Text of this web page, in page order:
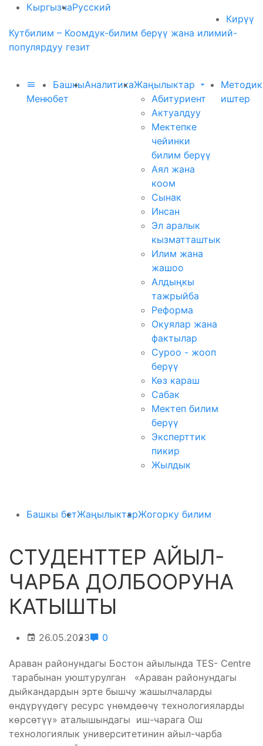
КыргызчаРусский
Кирүү
Кутбилим – Коомдук-билим берүү жана илимий-
популярдуу гезит
Меню
Башкы
бет
АналитикаЖаңылыктар
Абитуриент
Актуалдуу
Мектепке
чейинки
билим берүү
Аял жана
коом
Сынак
Инсан
Эл аралык
кызматташтык
Илим жана
жашоо
Алдыңкы
тажрыйба
Реформа
Окуялар жана
фактылар
Суроо - жооп
берүү
Көз караш
Сабак
Мектеп билим
берүү
Эксперттик
пикир
Жылдык
иштер
Башкы бетЖаңылыктарЖогорку билим
СТУДЕНТТЕР АЙЫЛ-
ЧАРБА ДОЛБООРУНА
КАТЫШТЫ
26.05.2023 0
Араван районундагы Бостон айылында TES- Centre
тарабынан уюштурулган «Араван районундагы
дыйкандардын эрте бышчу жашылчаларды
өндүрүүдөгү ресурс үнөмдөөчү технологияларды
көрсөтүү» аталышындагы иш-чарага Ош
технологиялык университетинин айыл-чарба